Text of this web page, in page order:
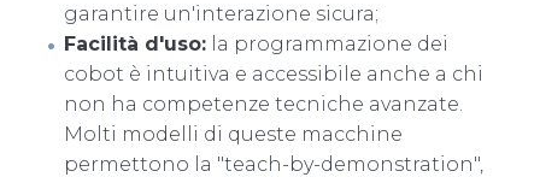
garantire un'interazione sicura;
Facilità d'uso:la programmazione dei
cobot è intuitiva e accessibile anche a chi
non ha competenze tecniche avanzate.
Molti modelli di queste macchine
permettono la "teach-by-demonstration",